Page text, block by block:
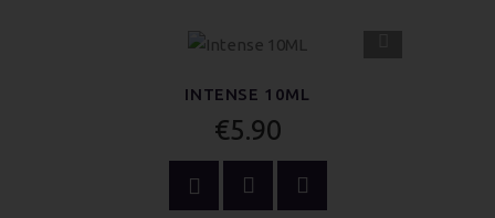
INTENSE 10ML
€5.90